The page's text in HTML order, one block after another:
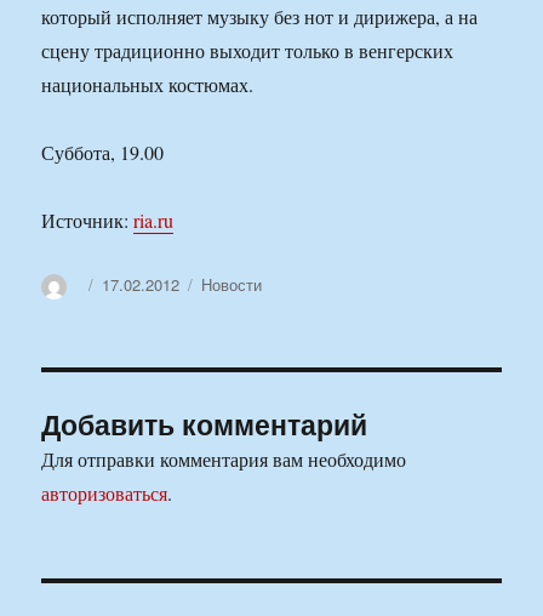
который исполняет музыку без нот и дирижера, а на
сцену традиционно выходит только в венгерских
национальных костюмах.
Суббота, 19.00
Источник:ria.ru
АвторОпубликовано
17.02.2012 Рубрики
Новости
Добавить комментарий
Для отправки комментария вам необходимо
авторизоваться.